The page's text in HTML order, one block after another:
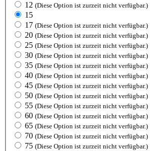
12 (Diese Option ist zurzeit nicht verfügbar.)
15
17 (Diese Option ist zurzeit nicht verfügbar.)
20 (Diese Option ist zurzeit nicht verfügbar.)
25 (Diese Option ist zurzeit nicht verfügbar.)
30 (Diese Option ist zurzeit nicht verfügbar.)
35 (Diese Option ist zurzeit nicht verfügbar.)
40 (Diese Option ist zurzeit nicht verfügbar.)
45 (Diese Option ist zurzeit nicht verfügbar.)
50 (Diese Option ist zurzeit nicht verfügbar.)
55 (Diese Option ist zurzeit nicht verfügbar.)
60 (Diese Option ist zurzeit nicht verfügbar.)
65 (Diese Option ist zurzeit nicht verfügbar.)
70 (Diese Option ist zurzeit nicht verfügbar.)
75 (Diese Option ist zurzeit nicht verfügbar.)